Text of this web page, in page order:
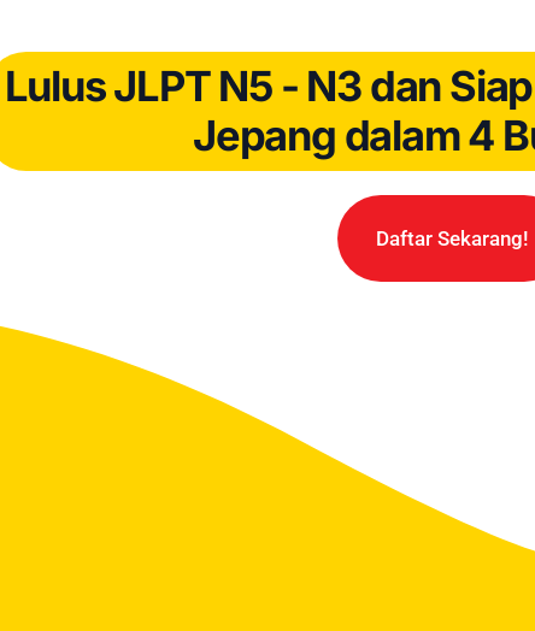
Lulus JLPT N5 - N3 dan
Jepang dalam 4
Daftar Sekarang!